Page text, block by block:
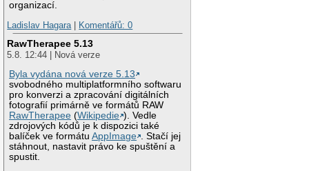
organizací.
Ladislav Hagara| Komentářů: 0
RawTherapee 5.13
5.8. 12:44 | Nová verze
Byla vydána nová verze 5.13
svobodného multiplatformního softwaru
pro konverzi a zpracování digitálních
fotografií primárně ve formátů RAW
RawTherapee (Wikipedie ). Vedle
zdrojových kódů je k dispozici také
balíček ve formátuAppImage . Stačí jej
stáhnout, nastavit právo ke spuštění a
spustit.